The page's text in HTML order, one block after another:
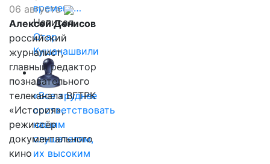
времена…
Написал
Отар
Кушанашвили
«Все труднее
соответствовать
нашим
слушателям,
их высоким
06 августа
Алексей Денисов
российский
журналист,
главный редактор
познавательного
телеканала ВГТРК
«История»,
режиссёр
документального
кино